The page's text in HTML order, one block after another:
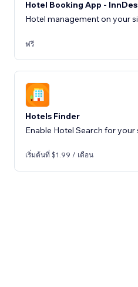
Hotel Booking App -
Hotel management on your
ฟรี
Hotels Finder
Enable Hotel Search for your
เริ่มต้นที่ $1.99 / เดือน